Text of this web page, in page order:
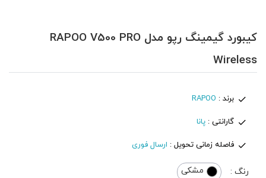
کیبورد گیمینگ رپو مدل RAPOO V500 PRO
Wireless
برند : RAPOO
گارانتی :پانا
فاصله زمانی تحویل : ارسال فوری
رنگ : مشکی